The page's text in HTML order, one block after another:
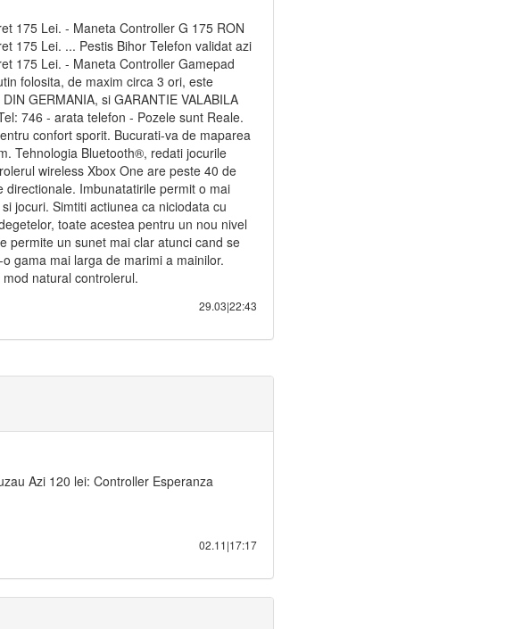
175 Lei. - Maneta Controller G 175 RON
175 Lei. ... Pestis Bihor Telefon validat azi
175 Lei. - Maneta Controller Gamepad
folosita, de maxim circa 3 ori, este
GERMANIA, si GARANTIE VALABILA
746 - arata telefon - Pozele sunt Reale.
confort sporit. Bucurati-va de maparea
Tehnologia Bluetooth®, redati jocurile
wireless Xbox One are peste 40 de
Imbunatatirile permit o mai
jocuri. Simtiti actiunea ca niciodata cu
toate acestea pentru un nou nivel
permite un sunet mai clar atunci cand se
gama mai larga de marimi a mainilor.
natural controlerul.
29.03|22:43
Azi 120 lei: Controller Esperanza
02.11|17:17